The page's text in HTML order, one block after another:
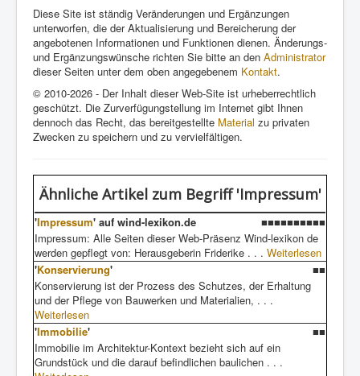
Diese Site ist ständig Veränderungen und Ergänzungen
unterworfen, die der Aktualisierung und Bereicherung der
angebotenen Informationen und Funktionen dienen. Änderungs-
und Ergänzungswünsche richten Sie bitte an den Administrator
dieser Seiten unter dem oben angegebenem Kontakt.
© 2010-2026 - Der Inhalt dieser Web-Site ist urheberrechtlich
geschützt. Die Zurverfügungstellung im Internet gibt Ihnen
dennoch das Recht, das bereitgestellte Material zu privaten
Zwecken zu speichern und zu vervielfältigen.
Ähnliche Artikelzum Begriff 'Impressum'
'Impressum' auf wind-lexikon.de
■■■■■■■■■■
Impressum: Alle Seiten dieser Web-Präsenz Wind-lexikon de
werden gepflegt von: Herausgeberin Friderike . . . Weiterlesen
'Konservierung'
■■
Konservierung ist der Prozess des Schutzes, der Erhaltung
und der Pflege von Bauwerken und Materialien, . . .
Weiterlesen
'Immobilie'
■■
Immobilie im Architektur-Kontext bezieht sich auf ein
Grundstück und die darauf befindlichen baulichen . . .